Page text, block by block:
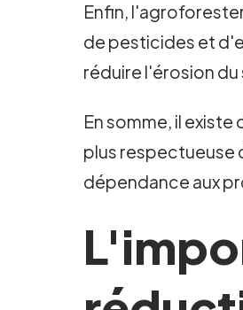
Enfin,
de pesticides et
réduire l'érosion
En somme, il
plus respectueuse
dépendance aux